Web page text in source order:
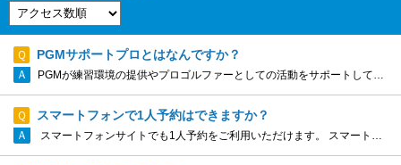
PGMサポートプロとはなんですか？
PGMが練習環境の提供やプロゴルファーとしての活動をサポートしている選手のことをいいます。主に男女プロゴルフツアー本格参戦を目指す選手ならびにプロテスト合格を目指す選手となります。 詳しくはこちらのURLをご覧ください。 https://...
スマートフォンで1人予約はできますか？
スマートフォンサイトでも1人予約をご利用いただけます。 スマートフォン用のゴルフ場カレンダーの上部にある「1人予約」のタブを押して、「1人予約」タブが選択されたことを確認し、希望日、エリア・都道府県・ゴルフ場を...